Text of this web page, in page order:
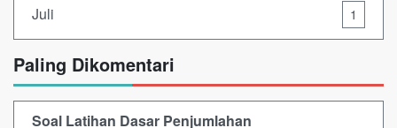
Juli 1
Paling Dikomentari
Soal Latihan Dasar Penjumlahan